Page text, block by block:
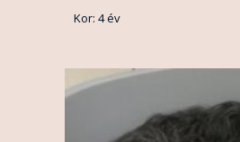
Kor: 4 év